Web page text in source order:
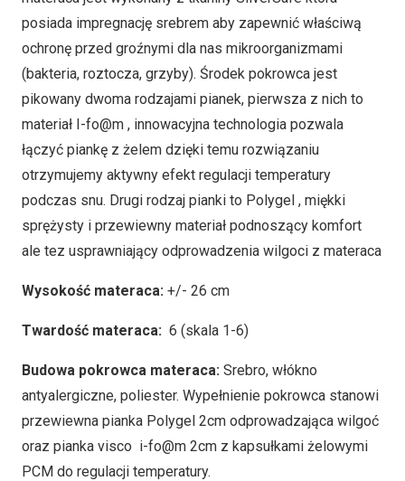
posiada impregnację srebrem aby zapewnić właściwą
ochronę przed groźnymi dla nas mikroorganizmami
(bakteria, roztocza, grzyby). Środek pokrowca jest
pikowany dwoma rodzajami pianek, pierwsza z nich to
materiał I-fo@m , innowacyjna technologia pozwala
łączyć piankę z żelem dzięki temu rozwiązaniu
otrzymujemy aktywny efekt regulacji temperatury
podczas snu. Drugi rodzaj pianki to Polygel , miękki
sprężysty i przewiewny materiał podnoszący komfort
ale tez usprawniający odprowadzenia wilgoci z materaca
Wysokość materaca: +/- 26 cm
Twardość materaca: 6 (skala 1-6)
Budowa pokrowca materaca: Srebro, włókno
antyalergiczne, poliester. Wypełnienie pokrowca stanowi
przewiewna pianka Polygel 2cm odprowadzająca wilgoć
oraz pianka visco i-fo@m 2cm z kapsułkami żelowymi
PCM do regulacji temperatury.